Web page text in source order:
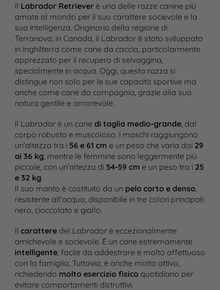
Il Labrador Retrieverè una delle razze canine più
amate al mondo per il suo carattere socievole e la
sua intelligenza. Originario della regione di
Terranova, in Canada, il Labrador è stato sviluppato
in Inghilterra come cane da caccia, particolarmente
apprezzato per il recupero di selvaggina,
specialmente in acqua. Oggi, questa razza si
distingue non solo per le sue capacità sportive ma
anche come cane da compagnia, grazie alla sua
natura gentile e amorevole.
Il Labrador è un cane di taglia medio-grande, dal
corpo robusto e muscoloso. I maschi raggiungono
un’altezza tra i 56 e 61 cm e un peso che varia dai 29
ai 36 kg , mentre le femmine sono leggermente più
piccole, con un’altezza di 54-59 cm e un peso tra i 25
e 32 kg.
Il suo manto è costituito da un pelo corto e denso,
resistente all’acqua, disponibile in tre colori principali:
nero, cioccolato e giallo​.
Il caratteredel Labrador è eccezionalmente
amichevole e socievole. È un cane estremamente
intelligente, facile da addestrare e molto affettuoso
con la famiglia. Tuttavia, è anche molto attivo,
richiedendo molto esercizio fisicoquotidiano per
evitare comportamenti distruttivi.